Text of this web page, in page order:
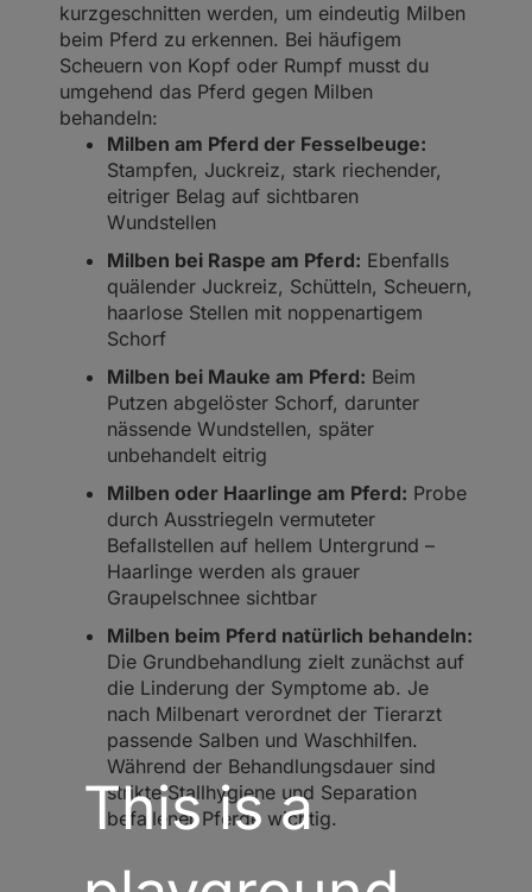
This is a
kurzgeschnitten werden, um eindeutig Milben
beim Pferd zu erkennen. Bei häufigem
Scheuern von Kopf oder Rumpf musst du
umgehend das Pferd gegen Milben
behandeln:
Milben am Pferd der Fesselbeuge:
Stampfen, Juckreiz, stark riechender,
eitriger Belag auf sichtbaren
Wundstellen
Milben bei Raspe am Pferd: Ebenfalls
quälender Juckreiz, Schütteln, Scheuern,
haarlose Stellen mit noppenartigem
Schorf
Milben bei Mauke am Pferd: Beim
Putzen abgelöster Schorf, darunter
nässende Wundstellen, später
unbehandelt eitrig
Milben oder Haarlinge am Pferd: Probe
durch Ausstriegeln vermuteter
Befallstellen auf hellem Untergrund –
Haarlinge werden als grauer
Graupelschnee sichtbar
Milben beim Pferd natürlich behandeln:
Die Grundbehandlung zielt zunächst auf
die Linderung der Symptome ab. Je
nach Milbenart verordnet der Tierarzt
passende Salben und Waschhilfen.
Während der Behandlungsdauer sind
strikte Stallhygiene und Separation
befallener Pferde wichtig.